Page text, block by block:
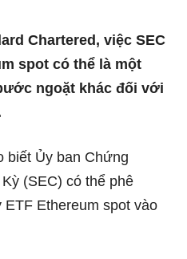
Chartered, việc SEC
spot có thể là một
ngoặt khác đối với
biết Ủy ban Chứng
(SEC) có thể phê
Ethereum spot vào